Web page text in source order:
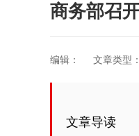
商务部召
编辑： 文章类型
文章导读